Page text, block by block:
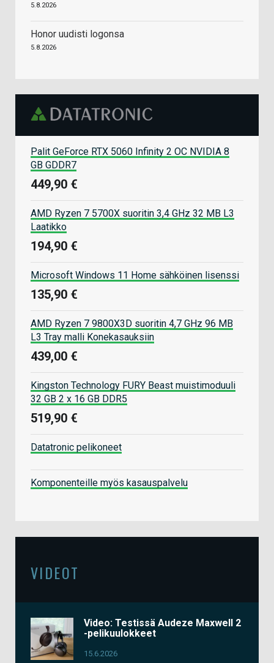
5.8.2026
Honor uudisti logonsa
5.8.2026
Palit GeForce RTX 5060 Infinity 2 OC NVIDIA 8
GB GDDR7
449,90 €
AMD Ryzen 7 5700X suoritin 3,4 GHz 32 MB L3
Laatikko
194,90 €
Microsoft Windows 11 Home sähköinen lisenssi
135,90 €
AMD Ryzen 7 9800X3D suoritin 4,7 GHz 96 MB
L3 Tray malli Konekasauksiin
439,00 €
Kingston Technology FURY Beast muistimoduuli
32 GB 2 x 16 GB DDR5
519,90 €
Datatronic pelikoneet
Komponenteille myös kasauspalvelu
VIDEOT
Video: Testissä Audeze Maxwell 2
-pelikuulokkeet
15.6.2026